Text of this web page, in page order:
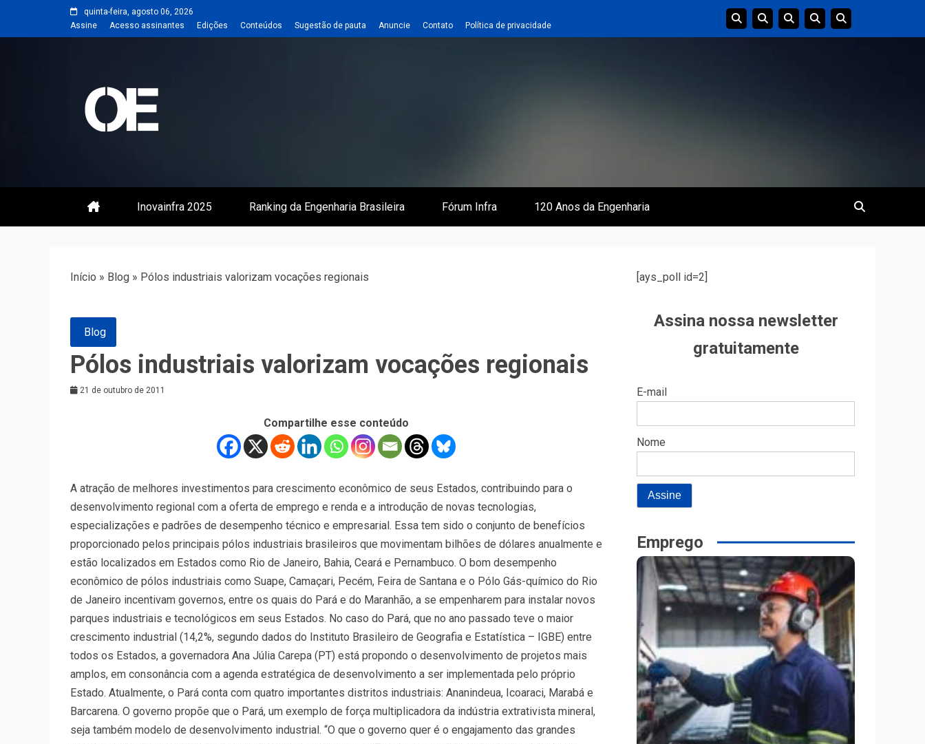
quinta-feira, agosto 06, 2026
Assine
Acesso assinantes Edições Conteúdos Sugestão de pauta Anuncie Contato Política de privacidade
Revista | O Empreiteiro
Inovainfra 2025 Ranking da Engenharia Brasileira Fórum Infra 120 Anos da Engenharia
Início » Blog » Pólos industriais valorizam vocações regionais
Blog
Pólos industriais valorizam vocações regionais
21 de outubro de 2011
Compartilhe esse conteúdo
A atração de melhores investimentos para crescimento econômico de seus Estados, contribuindo para o
desenvolvimento regional com a oferta de emprego e renda e a introdução de novas tecnologias,
especializações e padrões de desempenho técnico e empresarial. Essa tem sido o conjunto de benefícios
proporcionado pelos principais pólos industriais brasileiros que movimentam bilhões de dólares anualmente e
estão localizados em Estados como Rio de Janeiro, Bahia, Ceará e Pernambuco. O bom desempenho
econômico de pólos industriais como Suape, Camaçari, Pecém, Feira de Santana e o Pólo Gás-químico do Rio
de Janeiro incentivam governos, entre os quais do Pará e do Maranhão, a se empenharem para instalar novos
parques industriais e tecnológicos em seus Estados. No caso do Pará, que no ano passado teve o maior
crescimento industrial (14,2%, segundo dados do Instituto Brasileiro de Geografia e Estatística – IGBE) entre
todos os Estados, a governadora Ana Júlia Carepa (PT) está propondo o desenvolvimento de projetos mais
amplos, em consonância com a agenda estratégica de desenvolvimento a ser implementada pelo próprio
Estado. Atualmente, o Pará conta com quatro importantes distritos industriais: Ananindeua, Icoaraci, Marabá e
Barcarena. O governo propõe que o Pará, um exemplo de força multiplicadora da indústria extrativista mineral,
seja também modelo de desenvolvimento industrial. “O que o governo quer é o engajamento das grandes
[ays_poll id=2]
Assina nossa newsletter
gratuitamente
E-mail
Nome
Emprego